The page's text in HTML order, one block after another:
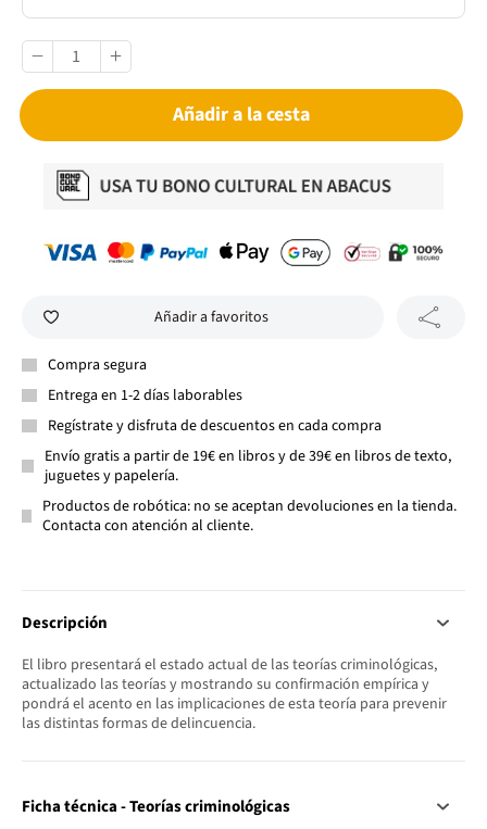
Añadir a la cesta
Añadir a favoritos
Compra segura
Entrega en 1-2 días laborables
Regístrate y disfruta de descuentos en cada compra
Envío gratis a partir de 19€ en libros y de 39€ en libros de texto,
juguetes y papelería.
Productos de robótica: no se aceptan devoluciones en la tienda.
Contacta con atención al cliente.
Descripción
El libro presentará el estado actual de las teorías criminológicas,
actualizado las teorías y mostrando su confirmación empírica y
pondrá el acento en las implicaciones de esta teoría para prevenir
las distintas formas de delincuencia.
Ficha técnica - Teorías criminológicas